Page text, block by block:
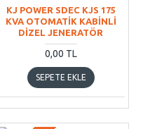
KJ POWER SDEC KJS 175
KVA OTOMATİK KABİNLİ
DİZEL JENERATÖR
0,00 TL
SEPETE EKLE